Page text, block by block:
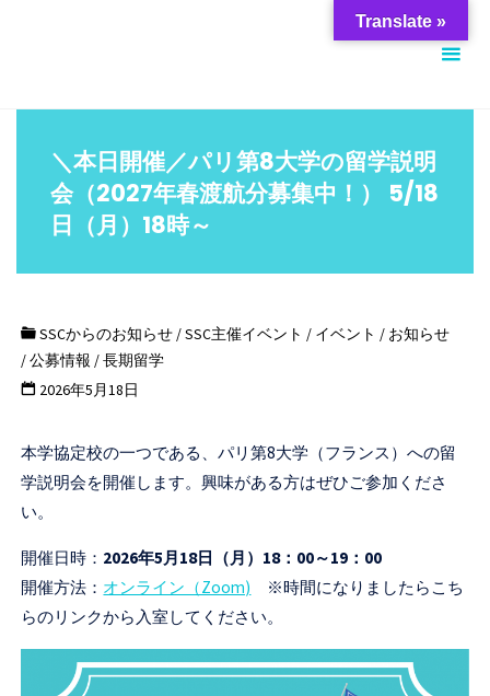
学
デ
ト
サ
ー
ト
セ
タ
ー
＼本日開催／パリ第8大学の留学説明
会（2027年春渡航分募集中！） 5/18
日（月）18時～
SSCからのお知らせ/SSC主催イベント / イベント / お知らせ
/公募情報 /長期留学
2026年5月18日
本学協定校の一つである、パリ第8大学（フランス）への留
学説明会を開催します。興味がある方はぜひご参加くださ
い。
開催日時： 2026年5月18日（月）18：00～19：00
開催方法： オンライン（Zoom) ※時間になりましたらこち
らのリンクから入室してください。
Translate »